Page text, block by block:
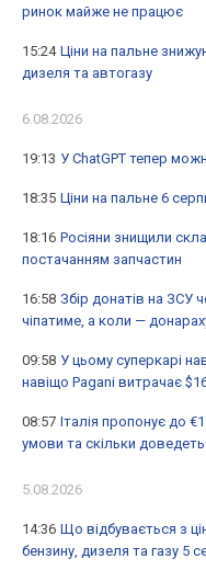
ринок майже не працює
15:24 Ціни на пальне
дизеля та автогазу
6.08.2026
19:13 У ChatGPT тепер
18:35 Ціни на пальне 6
18:16 Росіяни знищили
постачанням запчастин
16:58 Збір донатів на ЗСУ
чіпатиме, а коли —
09:58 У цьому суперкарі
навіщо Pagani витрачає
08:57 Італія пропонує до
умови та скільки
5.08.2026
14:36 Що відбувається з
бензину, дизеля та газу 5